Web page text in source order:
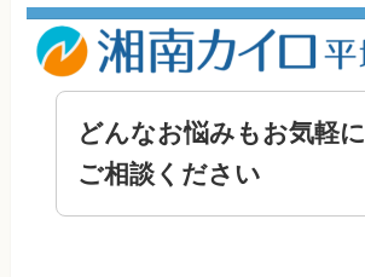
どんなお悩みもお気軽に
ご相談ください